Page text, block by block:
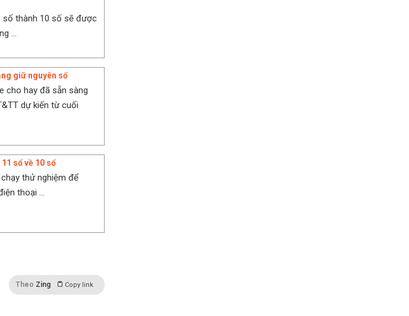
số thành 10 số sẽ được
...
giữ nguyên số
cho hay đã sẵn sàng
dự kiến từ cuối
số về 10 số
thử nghiệm để
thoại ...
Theo Zing Copy link